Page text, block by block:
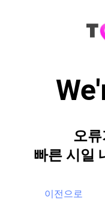
오
빠른 시일
이전으로